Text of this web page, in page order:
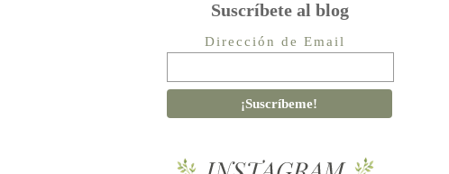
Suscríbete al blog
Dirección de Email